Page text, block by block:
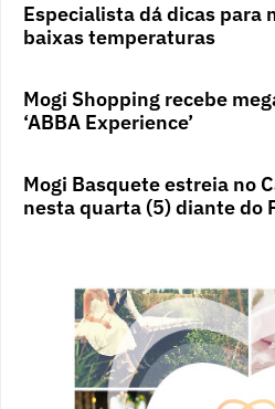
Especialista dá dicas para
baixas temperaturas
Mogi Shopping recebe
‘ABBA Experience’
Mogi Basquete estreia no
nesta quarta (5) diante do